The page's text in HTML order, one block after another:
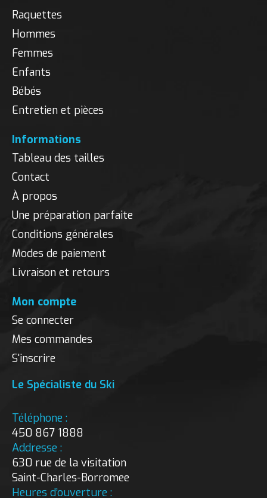
Raquettes
Hommes
Femmes
Enfants
Bébés
Entretien et pièces
Informations
Tableau des tailles
Contact
À propos
Une préparation parfaite
Conditions générales
Modes de paiement
Livraison et retours
Mon compte
Se connecter
Mes commandes
S'inscrire
Le Spécialiste du Ski
Téléphone :
450 867 1888
Addresse :
630 rue de la visitation
Saint-Charles-Borromee
Heures d’ouverture :